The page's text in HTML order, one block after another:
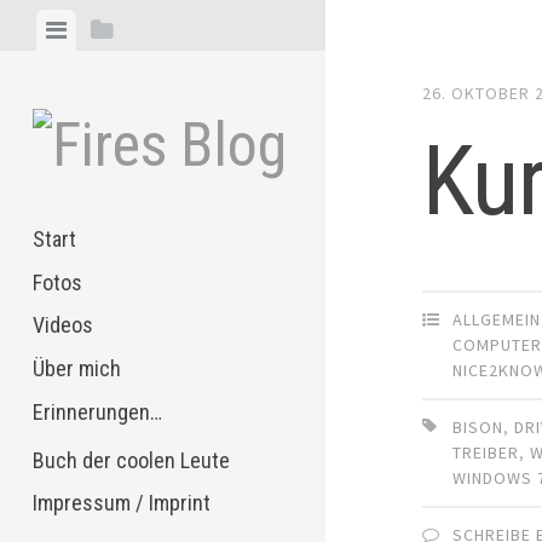
MenüSeitenleiste
Start
Fotos
Videos
Über mich
Erinnerungen…
Buch der coolen Leute
Impressum / Imprint
26. OKTOBER
ALLGEMEIN
COMPUTER
BISON,
TREIBER,
WINDOWS
SCHREIBE